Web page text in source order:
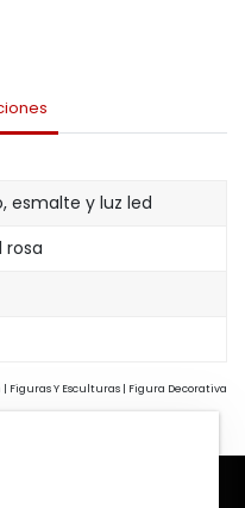
esmalte y luz led
rosa
Figuras Y Esculturas | Figura Decorativa